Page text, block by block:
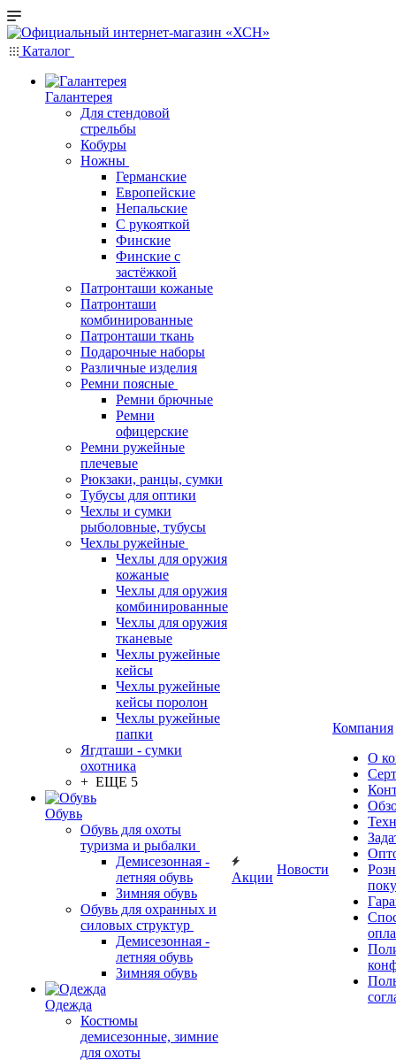
Каталог
Галантерея
Для стендовой
стрельбы
Кобуры
Ножны
Германские
Европейские
Непальские
С рукояткой
Финские
Финские с
застёжкой
Патронташи кожаные
Патронташи
комбинированные
Патронташи ткань
Подарочные наборы
Различные изделия
Ремни поясные
Ремни брючные
Ремни
офицерские
Ремни ружейные
плечевые
Рюкзаки, ранцы, сумки
Тубусы для оптики
Чехлы и сумки
рыболовные, тубусы
Чехлы ружейные
Чехлы для оружия
кожаные
Чехлы для оружия
комбинированные
Чехлы для оружия
тканевые
Чехлы ружейные
кейсы
Чехлы ружейные
кейсы поролон
Чехлы ружейные
папки
Ягдташи - сумки
охотника
+ ЕЩЕ 5
Обувь
Обувь для охоты
туризма и рыбалки
Демисезонная -
летняя обувь
Зимняя обувь
Обувь для охранных и
силовых структур
Демисезонная -
летняя обувь
Зимняя обувь
Одежда
Костюмы
демисезонные, зимние
для охоты
Акции
Новости
Компания
О